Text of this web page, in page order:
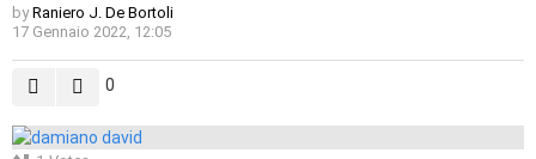
by Raniero J. De Bortoli
17 Gennaio 2022, 12:05
0